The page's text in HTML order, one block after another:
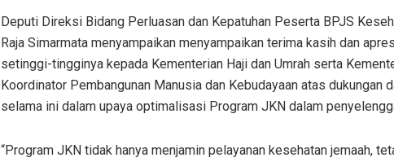
Deputi Direksi Bidang Perluasan dan Kepatuhan Peserta BPJS
Raja Simarmata menyampaikan menyampaikan terima kasih dan
setinggi-tingginya kepada Kementerian Haji dan Umrah serta
Koordinator Pembangunan Manusia dan Kebudayaan atas dukungan
selama ini dalam upaya optimalisasi Program JKN dalam
“Program JKN tidak hanya menjamin pelayanan kesehatan jemaah,